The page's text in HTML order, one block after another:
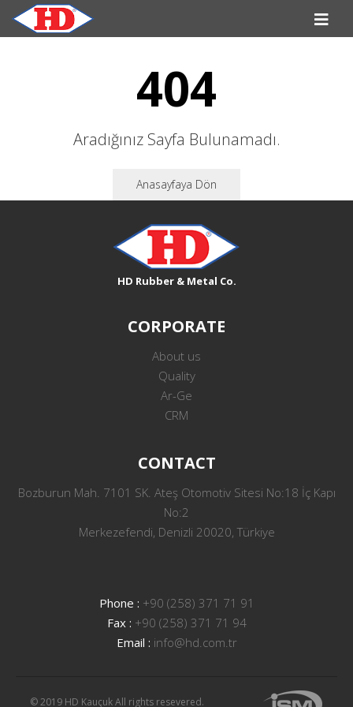
404
Aradığınız Sayfa Bulunamadı.
Anasayfaya Dön
HD Rubber & Metal Co.
CORPORATE
About us
Quality
Ar-Ge
CRM
CONTACT
Bozburun Mah. 7101 SK. Ateş Otomotiv Sitesi No:18 İç Kapı
No:2
Merkezefendi, Denizli 20020, Türkiye
Phone : +90 (258) 371 71 91
Fax : +90 (258) 371 71 94
Email : info@hd.com.tr
© 2019 HD Kauçuk All rights resevered.